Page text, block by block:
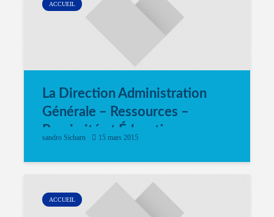
ACCUEIL
La Direction Administration
Générale – Ressources –
Proximité et Éducation
sandro Sicharn 15 mars 2015
ACCUEIL